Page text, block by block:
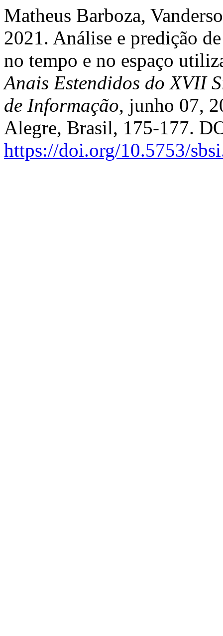
Matheus Barboza,
2021. Análise e predição
no tempo e no espaço
Anais Estendidos do XVII
de Informação, junho 07,
Alegre, Brasil, 175-177.
https://doi.org/10.5753/